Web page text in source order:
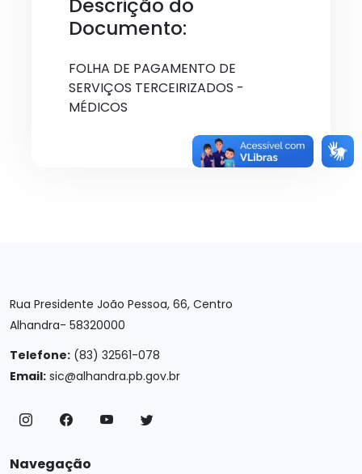
Documento:
FOLHA DE PAGAMENTO DE
SERVIÇOS TERCEIRIZADOS -
MÉDICOS
Rua Presidente João Pessoa, 66, Centro
Alhandra- 58320000
Telefone: (83) 32561-078
Email: sic@alhandra.pb.gov.br
Navegação